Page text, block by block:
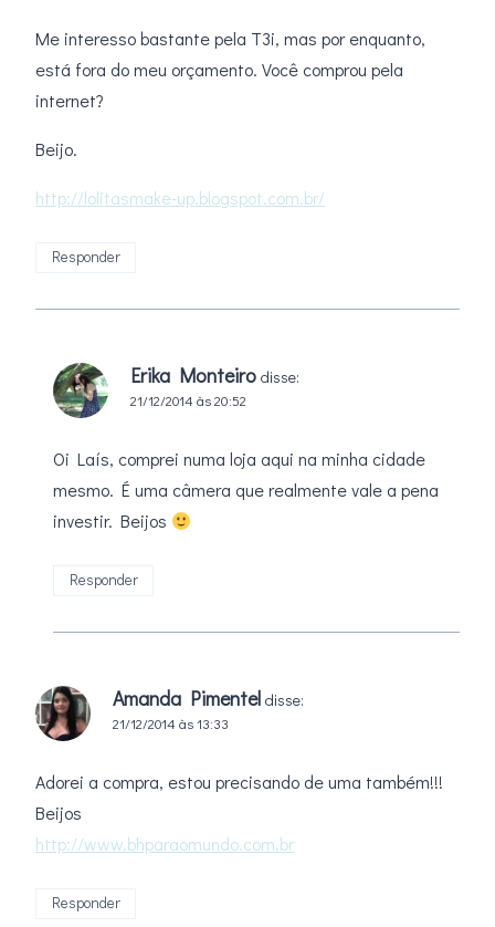
Me interesso bastante pela T3i, mas por enquanto,
está fora do meu orçamento. Você comprou pela
internet?
Beijo.
http://lolitasmake-up.blogspot.com.br/
Responder
Erika Monteiro disse:
21/12/2014 às 20:52
Oi Laís, comprei numa loja aqui na minha cidade
mesmo. É uma câmera que realmente vale a pena
investir. Beijos
Responder
Amanda Pimentel disse:
21/12/2014 às 13:33
Adorei a compra, estou precisando de uma também!!!
Beijos
http://www.bhparaomundo.com.br
Responder